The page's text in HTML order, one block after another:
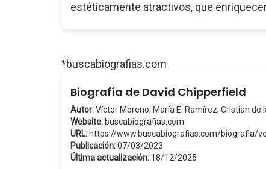
estéticamente atractivos, que
*buscabiografias.com
Biografía de David Chipperfield
Autor:Víctor Moreno, María E. Ramírez, Cristian de
Website: buscabiografias.com
URL: https://www.buscabiografias.com/biografia/
Publicación:07/03/2023
Última actualización: 18/12/2025